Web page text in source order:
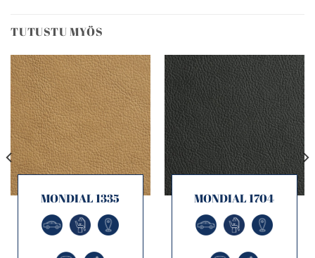
TUTUSTU MYÖS
MONDIAL 1335 MONDIAL 1704